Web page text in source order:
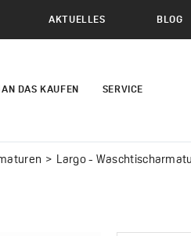
AKTUELLES BLOG
DAS KAUFEN SERVICE
Largo -